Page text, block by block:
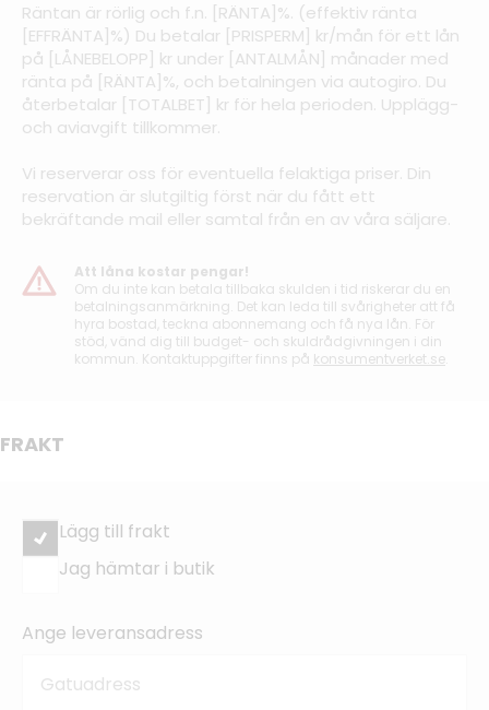
Räntan är rörlig och f.n. [RÄNTA]%. (effektiv ränta
[EFFRÄNTA]%) Du betalar [PRISPERM] kr/mån för ett lån
på [LÅNEBELOPP] kr under [ANTALMÅN] månader med
ränta på [RÄNTA]%, och betalningen via autogiro. Du
återbetalar [TOTALBET] kr för hela perioden. Upplägg-
och aviavgift tillkommer.
Vi reserverar oss för eventuella felaktiga priser. Din
reservation är slutgiltig först när du fått ett
bekräftande mail eller samtal från en av våra säljare.
Att låna kostar pengar!
Om du inte kan betala tillbaka skulden i tid riskerar du en
betalningsanmärkning. Det kan leda till svårigheter att få
hyra bostad, teckna abonnemang och få nya lån. För
stöd, vänd dig till budget- och skuldrådgivningen i din
kommun. Kontaktuppgifter finns på konsumentverket.se
FRAKT
Lägg till frakt
Jag hämtar i butik
Ange leveransadress